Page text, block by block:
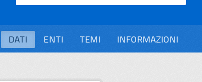
DATI ENTI TEMI INFORMAZIONI